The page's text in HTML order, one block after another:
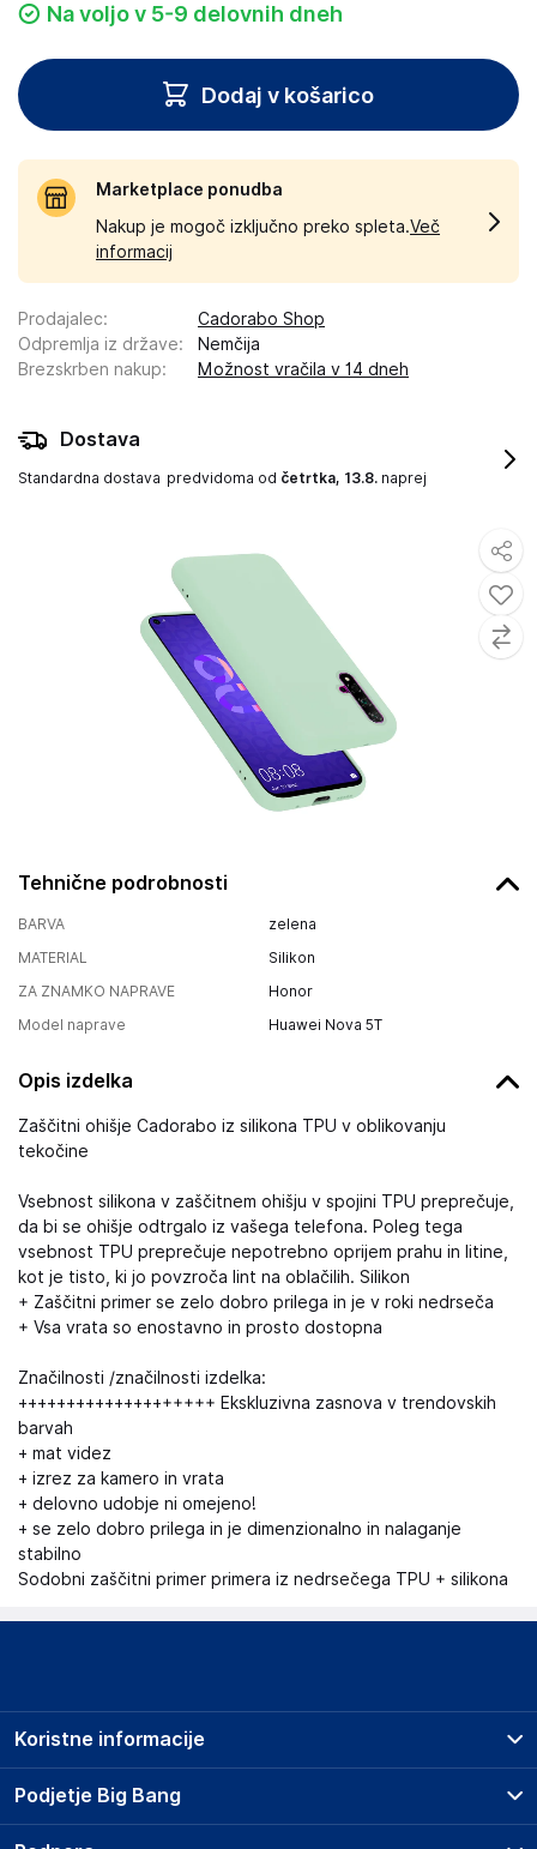
Tehnične podrobnosti
BARVA
zelena
MATERIAL
Silikon
ZA ZNAMKO NAPRAVE
Honor
Model naprave
Huawei Nova 5T
Opis izdelka
Zaščitni ohišje Cadorabo iz silikona TPU v oblikovanju
tekočine
Vsebnost silikona v zaščitnem ohišju v spojini TPU preprečuje,
da bi se ohišje odtrgalo iz vašega telefona. Poleg tega
vsebnost TPU preprečuje nepotrebno oprijem prahu in litine,
kot je tisto, ki jo povzroča lint na oblačilih. Silikon
+ Zaščitni primer se zelo dobro prilega in je v roki nedrseča
+ Vsa vrata so enostavno in prosto dostopna
Značilnosti /značilnosti izdelka:
++++++++++++++++++++ Ekskluzivna zasnova v trendovskih
barvah
+ mat videz
+ izrez za kamero in vrata
+ delovno udobje ni omejeno!
+ se zelo dobro prilega in je dimenzionalno in nalaganje
stabilno
Sodobni zaščitni primer primera iz nedrsečega TPU + silikona
Na voljo v 5-9 delovnih dneh
Dodaj v košarico
Marketplace ponudba
Nakup je mogoč izključno preko spleta.Več
informacij
Prodajalec:
Cadorabo Shop
Odpremlja iz države:
Nemčija
Brezskrben nakup: Možnost vračila v 14 dneh
Dostava
Standardna dostava predvidoma od četrtka, 13.8. naprej
Podjetje Big Bang
O podjetju
Koristne informacije
Prodajna mesta